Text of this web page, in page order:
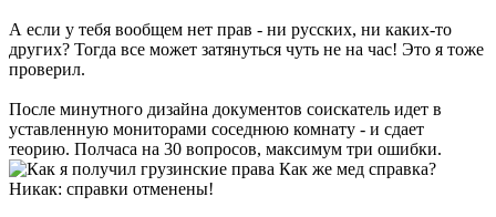
А если у тебя вообщем нет прав - ни русских, ни каких-то
других? Тогда все может затянуться чуть не на час! Это я тоже
проверил.
После минутного дизайна документов соискатель идет в
уставленную мониторами соседнюю комнату - и сдает
теорию. Полчаса на 30 вопросов, максимум три ошибки.
Как же мед справка?
Никак: справки отменены!